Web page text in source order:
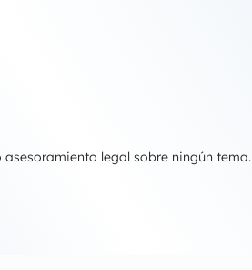
legal sobre ningún tema.